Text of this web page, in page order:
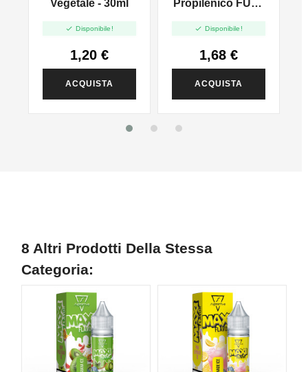
Vegetale - 30ml
 Disponibile!
1,20 €
ACQUISTA
Propilenico FULL
 Disponibile!
1,68 €
ACQUISTA
8 Altri Prodotti Della Stessa
Categoria: